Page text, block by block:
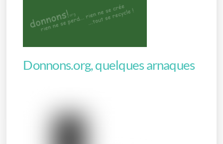
Donnons.org, quelques arnaques